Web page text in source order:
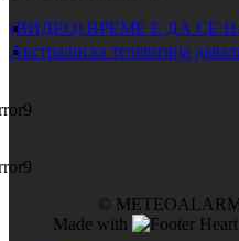
(ВИДЕО) ВРЕМЕ Е ДА СЕ
Австралиска телевизија
©
Made with